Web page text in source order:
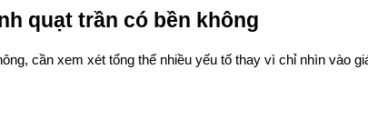
quạt trần có bền không
cần xem xét tổng thể nhiều yếu tố thay vì chỉ nhìn vào